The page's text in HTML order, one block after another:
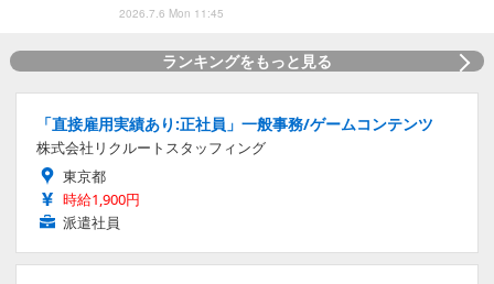
2026.7.6 Mon 11:45
ランキングをもっと見る
「直接雇用実績あり:正社員」一般事務/ゲームコンテンツ
株式会社リクルートスタッフィング
東京都
時給1,900円
派遣社員